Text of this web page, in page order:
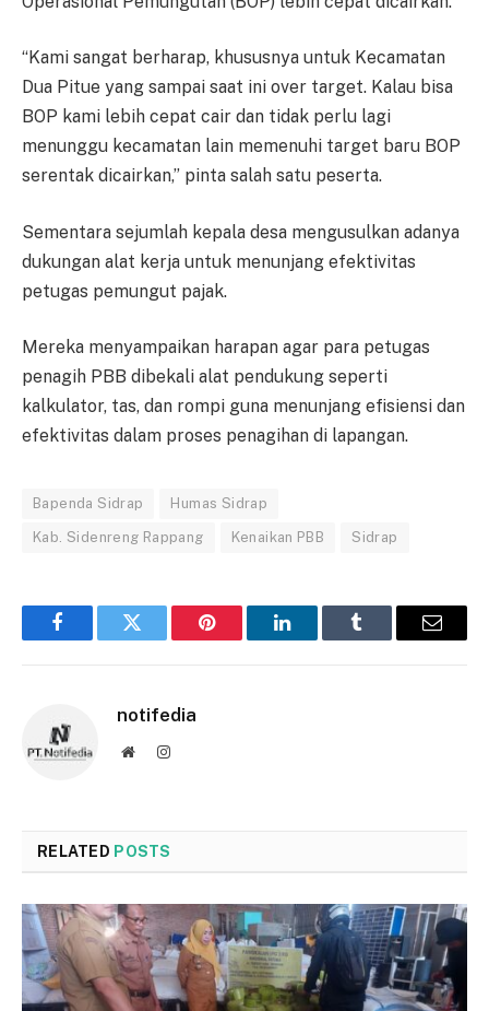
“Kami sangat berharap, khususnya untuk Kecamatan
Dua Pitue yang sampai saat ini over target. Kalau bisa
BOP kami lebih cepat cair dan tidak perlu lagi
menunggu kecamatan lain memenuhi target baru BOP
serentak dicairkan,” pinta salah satu peserta.
Sementara sejumlah kepala desa mengusulkan adanya
dukungan alat kerja untuk menunjang efektivitas
petugas pemungut pajak.
Mereka menyampaikan harapan agar para petugas
penagih PBB dibekali alat pendukung seperti
kalkulator, tas, dan rompi guna menunjang efisiensi dan
efektivitas dalam proses penagihan di lapangan.
Bapenda Sidrap Humas Sidrap
Kab. Sidenreng Rappang Kenaikan PBB Sidrap
FacebookTwitter Pinterest LinkedInTumblr Email
notifedia
WebsiteInstagram
RELATED POSTS